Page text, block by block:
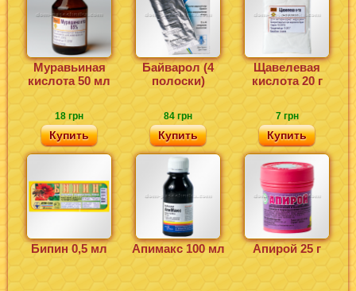
Муравьиная
кислота 50 мл
18 грн
Купить
Байварол (4
полоски)
84 грн
Купить
Щавелевая
кислота 20 г
7 грн
Купить
Бипин 0,5 мл Апимакс 100 мл Апирой 25 г